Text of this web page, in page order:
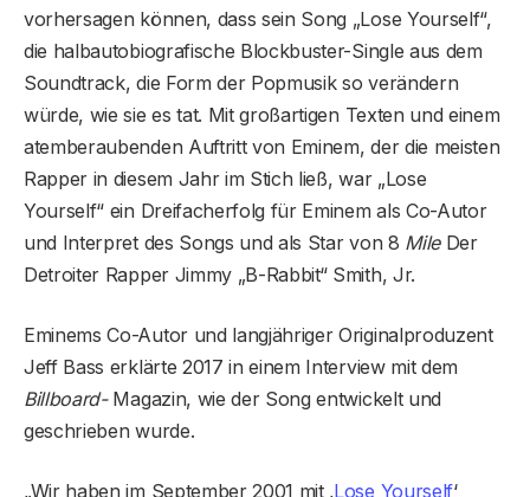
vorhersagen können, dass sein Song „Lose Yourself“,
die halbautobiografische Blockbuster-Single aus dem
Soundtrack, die Form der Popmusik so verändern
würde, wie sie es tat. Mit großartigen Texten und einem
atemberaubenden Auftritt von Eminem, der die meisten
Rapper in diesem Jahr im Stich ließ, war „Lose
Yourself“ ein Dreifacherfolg für Eminem als Co-Autor
und Interpret des Songs und als Star von 8 MileDer
Detroiter Rapper Jimmy „B-Rabbit“ Smith, Jr.
Eminems Co-Autor und langjähriger Originalproduzent
Jeff Bass erklärte 2017 in einem Interview mit dem
Billboard-Magazin, wie der Song entwickelt und
geschrieben wurde.
„Wir haben im September 2001 mit ‚Lose Yourself‘